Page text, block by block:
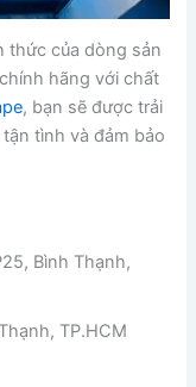
thức của dòng sản
hãng với chất
, bạn sẽ được trải
tình và đảm bảo
Bình Thạnh,
TP.HCM